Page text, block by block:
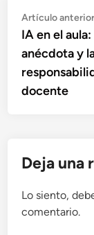
de
entradas
Artículo anterior
IA en el
anécdota y
docente
Deja una
Lo siento,
comentario.